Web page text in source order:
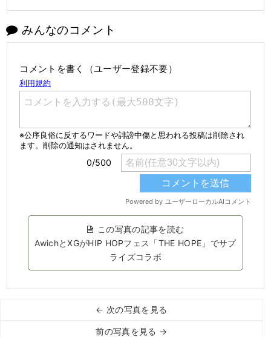
みんなのコメント
コメントを書く（ユーザー登録不要）
この写真の記事を読む
AwichとXGがHIP HOPフェス「THE HOPE」でサプ
ライズコラボ
← 次の写真を見る
前の写真を見る →